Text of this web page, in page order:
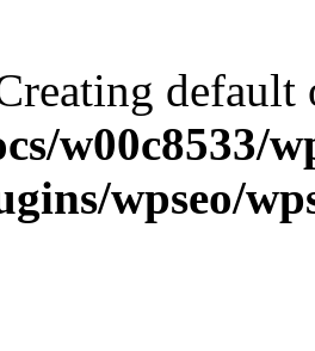
w00c8533/
wpseo/